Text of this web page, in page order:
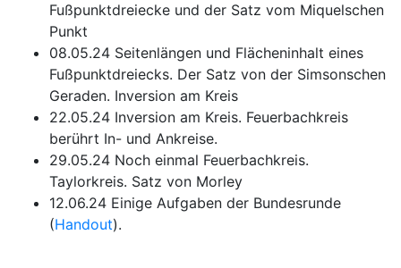
Fußpunktdreiecke und der Satz vom Miquelschen
Punkt
08.05.24 Seitenlängen und Flächeninhalt eines
Fußpunktdreiecks. Der Satz von der Simsonschen
Geraden. Inversion am Kreis
22.05.24 Inversion am Kreis. Feuerbachkreis
berührt In- und Ankreise.
29.05.24 Noch einmal Feuerbachkreis.
Taylorkreis. Satz von Morley
12.06.24 Einige Aufgaben der Bundesrunde
(Handout).